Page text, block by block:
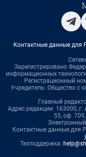
Контактные данные для
Зарегистрировано
информационных
Регистрационный
Учредитель: Общество с
Главный
Адрес редакции: 163000,
55, оф.
Контактные данные для
Техподдержка: